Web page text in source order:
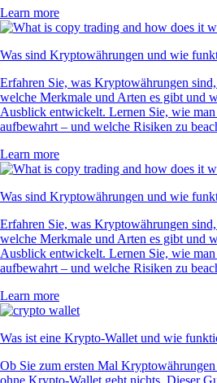
Learn more
Was sind Kryptowährungen und wie
Erfahren Sie, was Kryptowährungen
welche Merkmale und Arten es gibt und
Ausblick entwickelt. Lernen Sie, wie
aufbewahrt – und welche Risiken zu
Learn more
Was sind Kryptowährungen und wie
Erfahren Sie, was Kryptowährungen
welche Merkmale und Arten es gibt und
Ausblick entwickelt. Lernen Sie, wie
aufbewahrt – und welche Risiken zu
Learn more
Was ist eine Krypto-Wallet und wie
Ob Sie zum ersten Mal
ohne Krypto-Wallet geht nichts. Dieser